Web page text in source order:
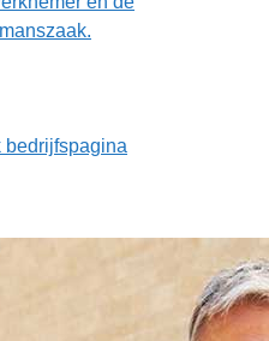
bedrijfspagina